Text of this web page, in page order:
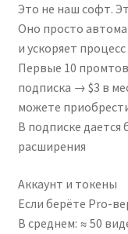
Это не наш софт.
Оно просто
и ускоряет процесс
Первые 10
подписка → $3 в
можете
В подписке дается
расширения
Аккаунт и токены
Если берёте Pro-
В среднем: ≈ 50